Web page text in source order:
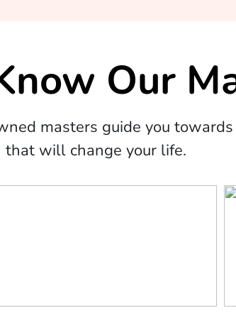
Our
masters guide you
that will change your life.